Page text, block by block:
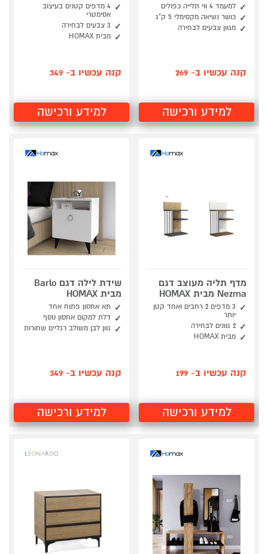
למעמד 4 ווי תלייה כפולים
כושר נשיאה מקסימלי 5 ק"ג
מגוון צבעים לבחירה
קנה עכשיו ב- 269
למידע ורכישה
4 מדפים קטנים בעיצוב
אסימטרי
3 צבעים לבחירה
מבית HOMAX
קנה עכשיו ב- 349
למידע ורכישה
מדף תליה מעוצב דגם
Nezma מבית HOMAX
3 מדפים 2 רחבים ואחד קטן
יותר
2 גוונים לבחירה
מבית HOMAX
קנה עכשיו ב- 199
למידע ורכישה
שידת לילה דגם Barlo
מבית HOMAX
תא אחסון פתוח אחד
דלת למקום אחסון נוסף
גוון לבן משולב רגליים שחורות
קנה עכשיו ב- 349
למידע ורכישה